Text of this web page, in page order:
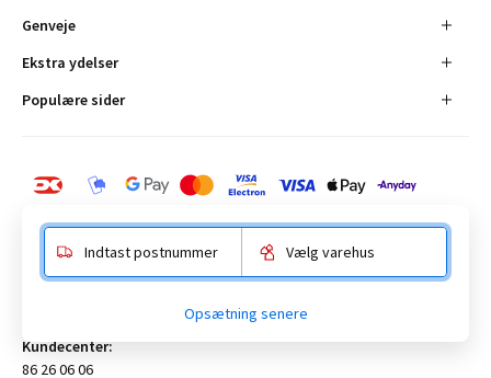
Genveje
Ekstra ydelser
Populære sider
Anelystparken 16, 8381 Tilst. CVR-nummer 19555305
Kundecenter:
86 26 06 06
Indtast postnummer Vælg varehus
Opsætning senere